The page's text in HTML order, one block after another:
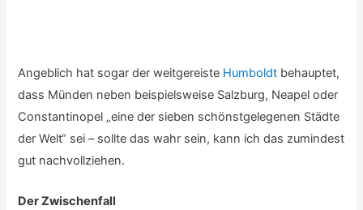
Angeblich hat sogar der weitgereiste Humboldt behauptet,
dass Münden neben beispielsweise Salzburg, Neapel oder
Constantinopel „eine der sieben schönstgelegenen Städte
der Welt“ sei – sollte das wahr sein, kann ich das zumindest
gut nachvollziehen.
Der Zwischenfall